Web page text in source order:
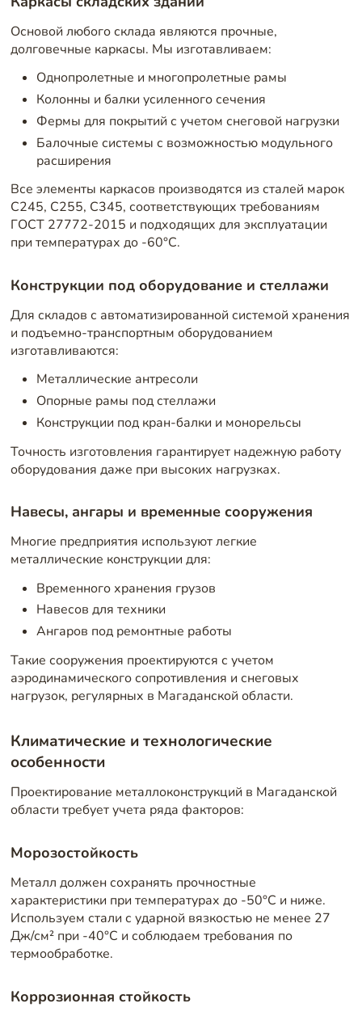
Основой любого склада являются прочные,
долговечные каркасы. Мы изготавливаем:
Однопролетные и многопролетные рамы
Колонны и балки усиленного сечения
Фермы для покрытий с учетом снеговой нагрузки
Балочные системы с возможностью модульного
расширения
Все элементы каркасов производятся из сталей марок
С245, С255, С345, соответствующих требованиям
ГОСТ 27772-2015 и подходящих для эксплуатации
при температурах до -60°C.
Конструкции под оборудование и стеллажи
Для складов с автоматизированной системой хранения
и подъемно-транспортным оборудованием
изготавливаются:
Металлические антресоли
Опорные рамы под стеллажи
Конструкции под кран-балки и монорельсы
Точность изготовления гарантирует надежную работу
оборудования даже при высоких нагрузках.
Навесы, ангары и временные сооружения
Многие предприятия используют легкие
металлические конструкции для:
Временного хранения грузов
Навесов для техники
Ангаров под ремонтные работы
Такие сооружения проектируются с учетом
аэродинамического сопротивления и снеговых
нагрузок, регулярных в Магаданской области.
Климатические и технологические
особенности
Проектирование металлоконструкций в Магаданской
области требует учета ряда факторов:
Морозостойкость
Металл должен сохранять прочностные
характеристики при температурах до -50°C и ниже.
Используем стали с ударной вязкостью не менее 27
Дж/см² при -40°C и соблюдаем требования по
термообработке.
Коррозионная стойкость